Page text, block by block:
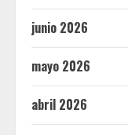
junio 2026
mayo 2026
abril 2026